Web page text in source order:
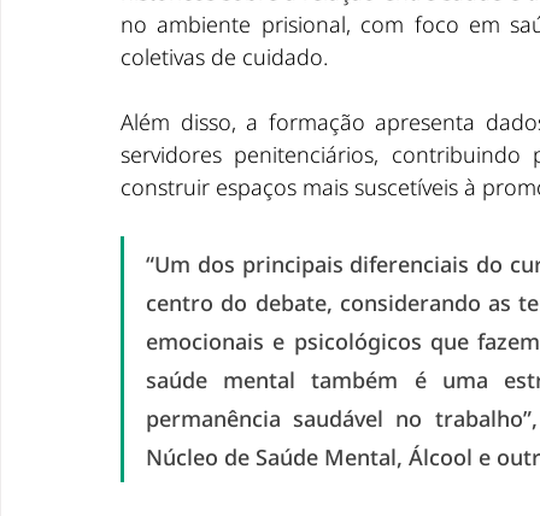
no ambiente prisional, com foco em
coletivas de cuidado.
Além disso, a formação apresenta
servidores penitenciários,
construir espaços mais suscetíveis à
“Um dos principais diferenciais do
centro do debate, considerando as
emocionais e psicológicos que
saúde mental também é uma
permanência saudável no
Núcleo de Saúde Mental, Álcool e